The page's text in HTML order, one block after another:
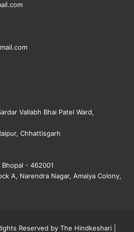
Vallabh Bhai Patel Ward,
Chhattisgarh
- 462001
A, Narendra Nagar, Amaiya Colony,
Reserved by The Hindkeshari |